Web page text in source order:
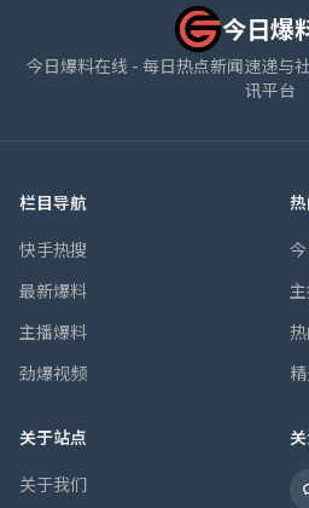
今日爆
今日爆料在线 - 每日热点新闻速递与
讯平台
栏目导航
快手热搜
最新爆料
主播爆料
劲爆视频
关于站点
关于我们